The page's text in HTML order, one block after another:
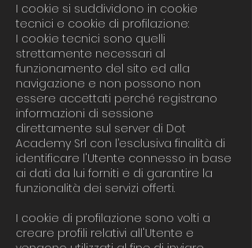
I cookie si suddividono in cookie
tecnici e cookie di profilazione:​
I cookie tecnici sono quelli
strettamente necessari al
funzionamento del sito ed alla
navigazione e non possono non
essere accettati perché registrano
informazioni di sessione
direttamente sul server di Dot
Academy Srl con l’esclusiva finalità di
identificare l'Utente connesso in base
ai dati da lui forniti e di garantire la
funzionalità dei servizi offerti.​
I cookie di profilazione sono volti a
creare profili relativi all'Utente e